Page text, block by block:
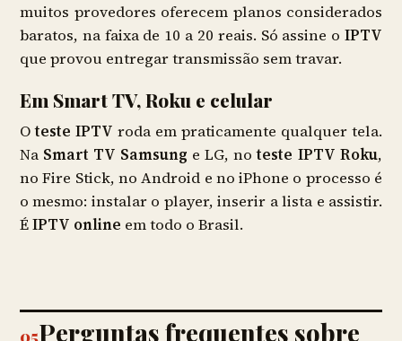
muitos provedores oferecem planos considerados
baratos, na faixa de 10 a 20 reais. Só assine o IPTV
que provou entregar transmissão sem travar.
Em Smart TV, Roku e celular
Oteste IPTV roda em praticamente qualquer tela.
Na Smart TV Samsung e LG, noteste IPTV Roku,
no Fire Stick, no Android e no iPhone o processo é
o mesmo: instalar o player, inserir a lista e assistir.
ÉIPTV online em todo o Brasil.
05Perguntas frequentes sobre